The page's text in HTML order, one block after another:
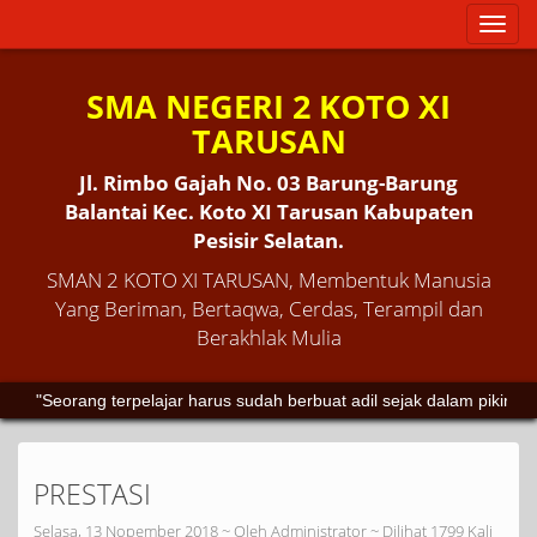
Toggle
SMA NEGERI 2 KOTO XI
TARUSAN
Jl. Rimbo Gajah No. 03 Barung-Barung
Balantai Kec. Koto XI Tarusan Kabupaten
Pesisir Selatan.
SMAN 2 KOTO XI TARUSAN, Membentuk Manusia
Yang Beriman, Bertaqwa, Cerdas, Terampil dan
Berakhlak Mulia
"Seorang terpelajar harus sudah berbuat adil sejak dalam
PRESTASI
Selasa, 13 Nopember 2018 ~ Oleh Administrator ~ Dilihat 1799 Kali